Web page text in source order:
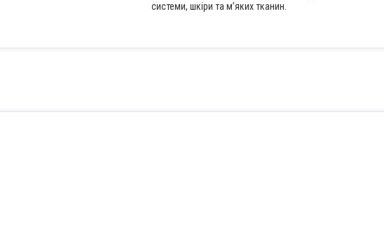
системи, шкіри та м’яких тканин.